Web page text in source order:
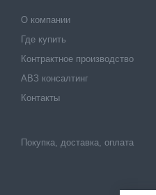
О компании
Где купить
Контрактное производство
АВЗ консалтинг
Контакты
Покупка, доставка, оплата